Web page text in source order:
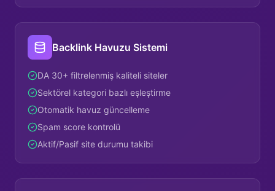
Backlink Havuzu Sistemi
DA 30+ filtrelenmiş kaliteli siteler
Sektörel kategori bazlı eşleştirme
Otomatik havuz güncelleme
Spam score kontrolü
Aktif/Pasif site durumu takibi